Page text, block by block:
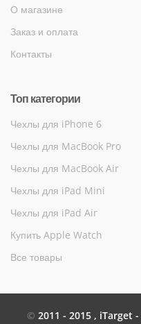
О магазине
Заказ и оплата
Контакты
Топ категории
Чехлы для iPhone 6
Чехлы для MacBook Pro
Чехлы для MacBook Air
Чехлы для iPad Mini
Чехлы для iPad Air
Купить Apple Watch
Все товары
© 2011 - 2015 , iTarget